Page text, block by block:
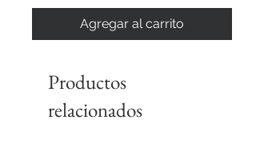
Agregar al carrito
Productos
relacionados